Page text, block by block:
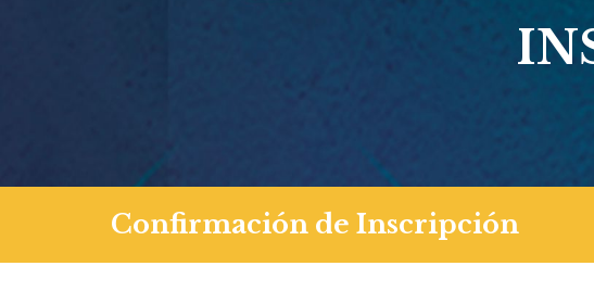
Confirmación de Inscripción